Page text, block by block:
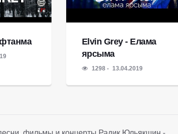
Elvin Grey - Елама
ярсыма
1298 13.04.2019